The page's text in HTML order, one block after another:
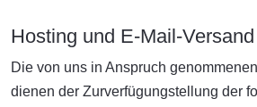
Hosting und E-Mail-Versand
Die von uns in Anspruch
dienen der Zurverfügungstellung der